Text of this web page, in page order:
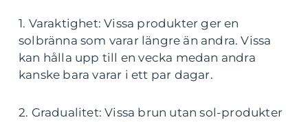
1. Varaktighet: Vissa produkter ger en
solbränna som varar längre än andra. Vissa
kan hålla upp till en vecka medan andra
kanske bara varar i ett par dagar.
2. Gradualitet: Vissa brun utan sol-produkter